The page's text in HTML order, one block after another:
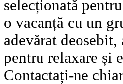
selecționată
o vacanță cu un
adevărat
pentru relaxare și
Contactați-ne